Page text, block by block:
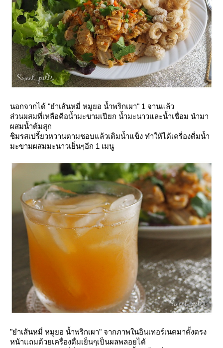
นอกจากได้ "ยำเส้นหมี่ หมูยอ น้ำพริกเผา" 1 จานแล้ว
ส่วนผสมที่เหลือคือน้ำมะขามเปียก น้ำมะนาวและน้ำเชื่อม นำมา
ผสมน้ำต้มสุก
ชิมรสเปรี้ยวหวานตามชอบแล้วเติมน้ำแข็ง ทำให้ได้เครื่องดื่มน้ำ
มะขามผสมมะนาวเย็นๆอีก 1 เมนู
"ยำเส้นหมี่ หมูยอ น้ำพริกเผา" จากภาพในอินเทอร์เนตมาตั้งตรง
หน้าแถมด้วยเครื่องดื่มเย็นๆเป็นผลพลอยได้